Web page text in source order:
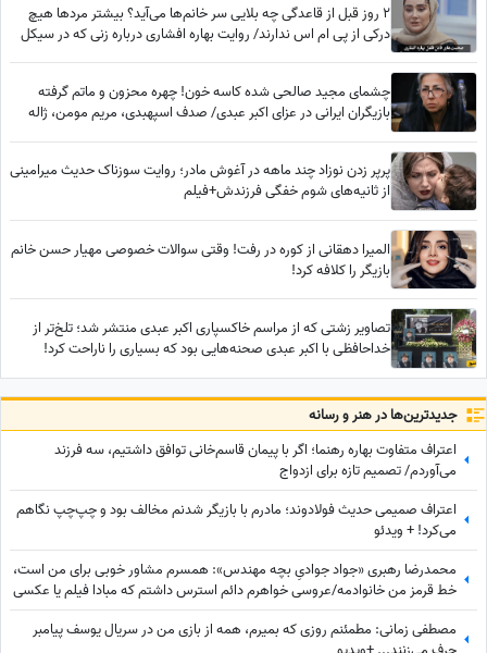
2 روز قبل از قاعدگی چه بلایی سر خانم‌ها می‌آید؟ بیشتر مردها هیچ
درکی از پی ام اس ندارند/ روایت بهاره افشاری درباره زنی که در سیکل
چشمای مجید صالحی شده کاسه خون! چهره محزون و ماتم گرفته
بازیگران ایرانی در عزای اکبر عبدی/ صدف اسپهبدی، مریم مومن، ژاله
پرپر زدن نوزاد چند ماهه در آغوش مادر؛ روایت سوزناک حدیث میرامینی
از ثانیه‌های شوم خفگی فرزندش+فیلم
المیرا دهقانی از کوره در رفت! وقتی سوالات خصوصی مهیار حسن خانم
بازیگر را کلافه کرد!
تصاویر زشتی که از مراسم خاکسپاری اکبر عبدی منتشر شد؛ تلخ‌تر از
خداحافظی با اکبر عبدی صحنه‌هایی بود که بسیاری را ناراحت کرد!
جدید‌ترین‌ها در هنر و رسانه
اعتراف متفاوت بهاره رهنما؛ اگر با پیمان قاسم‌خانی توافق داشتیم، سه فرزند
می‌آوردم/ تصمیم تازه برای ازدواج
اعتراف صمیمی حدیث فولادوند؛ مادرم با بازیگر شدنم مخالف بود و چپ‌چپ نگاهم
می‌کرد! + ویدئو
محمدرضا رهبری «جواد جوادیِ بچه مهندس»: همسرم مشاور خوبی برای من است،
خط قرمز من خانوادمه/عروسی خواهرم دائم استرس داشتم که مبادا فیلم یا عکسی
از من گرفته شود و بعدا برای من دردسر ایجاد کند!
مصطفی زمانی: مطمئنم روزی که بمیرم، همه از بازی من در سریال یوسف پیامبر